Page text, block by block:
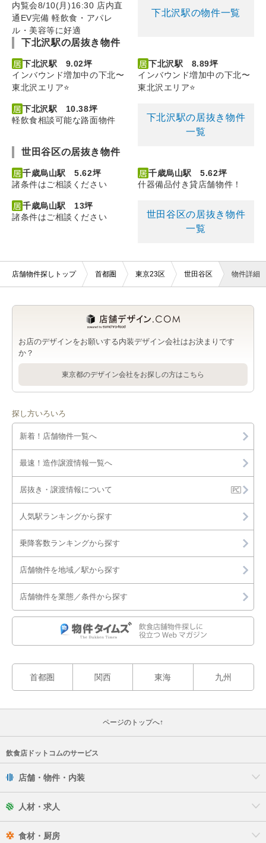
内覧会8/10(月)16:30 店内直
通EV完備 軽飲食・アパレ
ル・美容等に好適
下北沢駅の物件一覧
下北沢駅の居抜き物件
下北沢駅 9.02坪
インバウンド増加中の下北〜
東北沢エリア⭐️
下北沢駅 8.89坪
インバウンド増加中の下北〜
東北沢エリア⭐️
下北沢駅 10.38坪
軽飲食相談可能な路面物件
下北沢駅の居抜き物件
一覧
世田谷区の居抜き物件
千歳烏山駅 5.62坪
諸条件はご相談ください
千歳烏山駅 5.62坪
什器備品付き貸店舗物件！
千歳烏山駅 13坪
諸条件はご相談ください
世田谷区の居抜き物件
一覧
店舗物件探しトップ 首都圏 東京23区 世田谷区 物件詳細
お店のデザインをお願いする内装デザイン会社はお決まりです
か？
東京都のデザイン会社をお探しの方はこちら
探し方いろいろ
新着！店舗物件一覧へ
最速！造作譲渡情報一覧へ
居抜き・譲渡情報について
人気駅ランキングから探す
乗降客数ランキングから探す
店舗物件を地域／駅から探す
店舗物件を業態／条件から探す
首都圏 関西 東海 九州
ページのトップへ↑
飲食店ドットコムのサービス
店舗・物件・内装
人材・求人
食材・厨房